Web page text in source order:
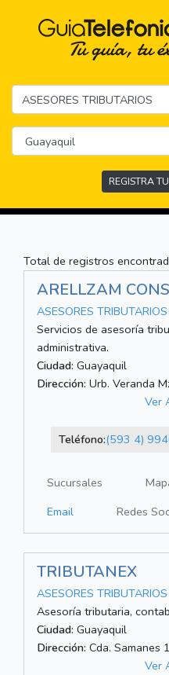
REGISTRA
Total de registros
ARELLZAM
ASESORES TRIBUTARIOS
Servicios de asesoría
administrativa.
Ciudad: Guayaquil
Dirección: Urb. Veranda
Ver
Teléfono:(593 4)
Sucursales
Email
Redes
TRIBUTANEX
ASESORES TRIBUTARIOS
Asesoría tributaria,
Ciudad: Guayaquil
Dirección: Cda. Samanes
Ver